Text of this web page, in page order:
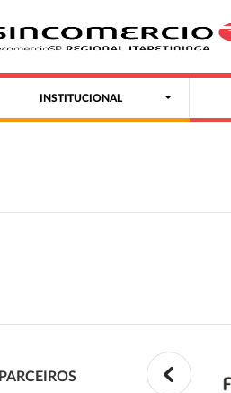
INSTITUCIONAL
PARCEIROS